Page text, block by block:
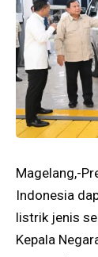
Magelang,-
Indonesia
listrik jenis
Kepala